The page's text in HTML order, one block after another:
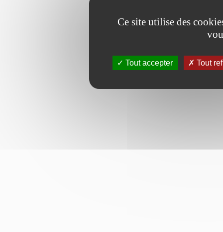
Ce site utilise des
Tout accepter Tout